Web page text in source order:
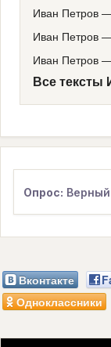
Иван Петров
Иван Петров
Иван Петров
Все тексты
Опрос:
Вконтакте
Одноклассники